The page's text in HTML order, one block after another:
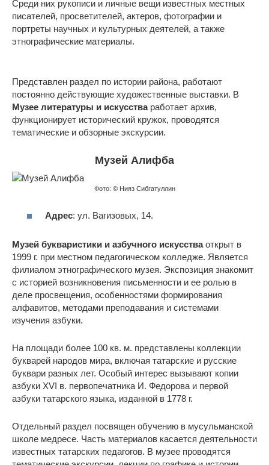
Среди них рукописи и личные вещи известных местных
писателей, просветителей, актеров, фотографии и
портреты научных и культурных деятелей, а также
этнографические материалы.
Представлен раздел по истории района, работают
постоянно действующие художественные выставки. В
Музее литературы и искусстваработает архив,
функционирует исторический кружок, проводятся
тематические и обзорные экскурсии.
Музей Алифба
Фото: © Нияз Сибгатуллин
Адрес: ул. Вагизовых, 14.
Музей букваристики и азбучного искусстваоткрыт в
1999 г. при местном педагогическом колледже. Является
филиалом этнографического музея. Экспозиция знакомит
с историей возникновения письменности и ее ролью в
деле просвещения, особенностями формирования
алфавитов, методами преподавания и системами
изучения азбуки.
На площади более 100 кв. м. представлены коллекции
букварей народов мира, включая татарские и русские
буквари разных лет. Особый интерес вызывают копии
азбуки XVI в. первопечатника И. Федорова и первой
азбуки татарского языка, изданной в 1778 г.
Отдельный раздел посвящен обучению в мусульманской
школе медресе. Часть материалов касается деятельности
известных татарских педагогов. В музее проводятся